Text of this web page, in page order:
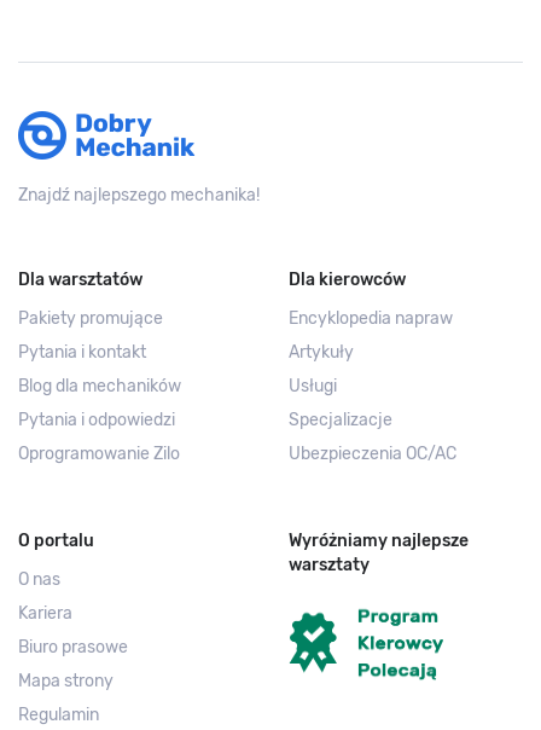
Znajdź najlepszego mechanika!
Dla warsztatów
Pakiety promujące
Pytania i kontakt
Blog dla mechaników
Pytania i odpowiedzi
Oprogramowanie Zilo
Dla kierowców
Encyklopedia napraw
Artykuły
Usługi
Specjalizacje
Ubezpieczenia OC/AC
O portalu
O nas
Kariera
Biuro prasowe
Mapa strony
Regulamin
Wyróżniamy najlepsze
warsztaty